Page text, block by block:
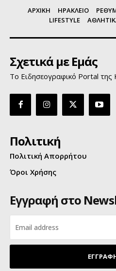
ΑΡΧΙΚΗ ΗΡΑΚΛΕΙΟ
LIFESTYLE
Σχετικά με Εμάς
Το Ειδησεογραφικό Portal της
Πολιτική
Πολιτική Απορρήτου
Όροι Χρήσης
Εγγραφή στο